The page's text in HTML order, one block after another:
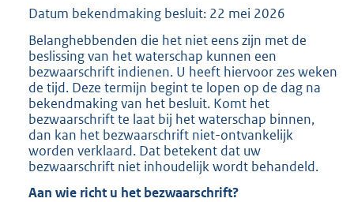
Datum bekendmaking besluit: 22 mei 2026
Belanghebbenden die het niet eens zijn met de
beslissing van het waterschap kunnen een
bezwaarschrift indienen. U heeft hiervoor zes weken
de tijd. Deze termijn begint te lopen op de dag na
bekendmaking van het besluit. Komt het
bezwaarschrift te laat bij het waterschap binnen,
dan kan het bezwaarschrift niet-ontvankelijk
worden verklaard. Dat betekent dat uw
bezwaarschrift niet inhoudelijk wordt behandeld.
Aan wie richt u het bezwaarschrift?